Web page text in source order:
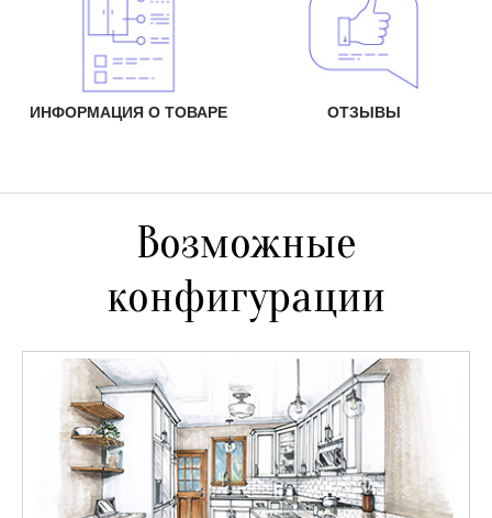
ИНФОРМАЦИЯ О ТОВАРЕ ОТЗЫВЫ
Возможные
конфигурации